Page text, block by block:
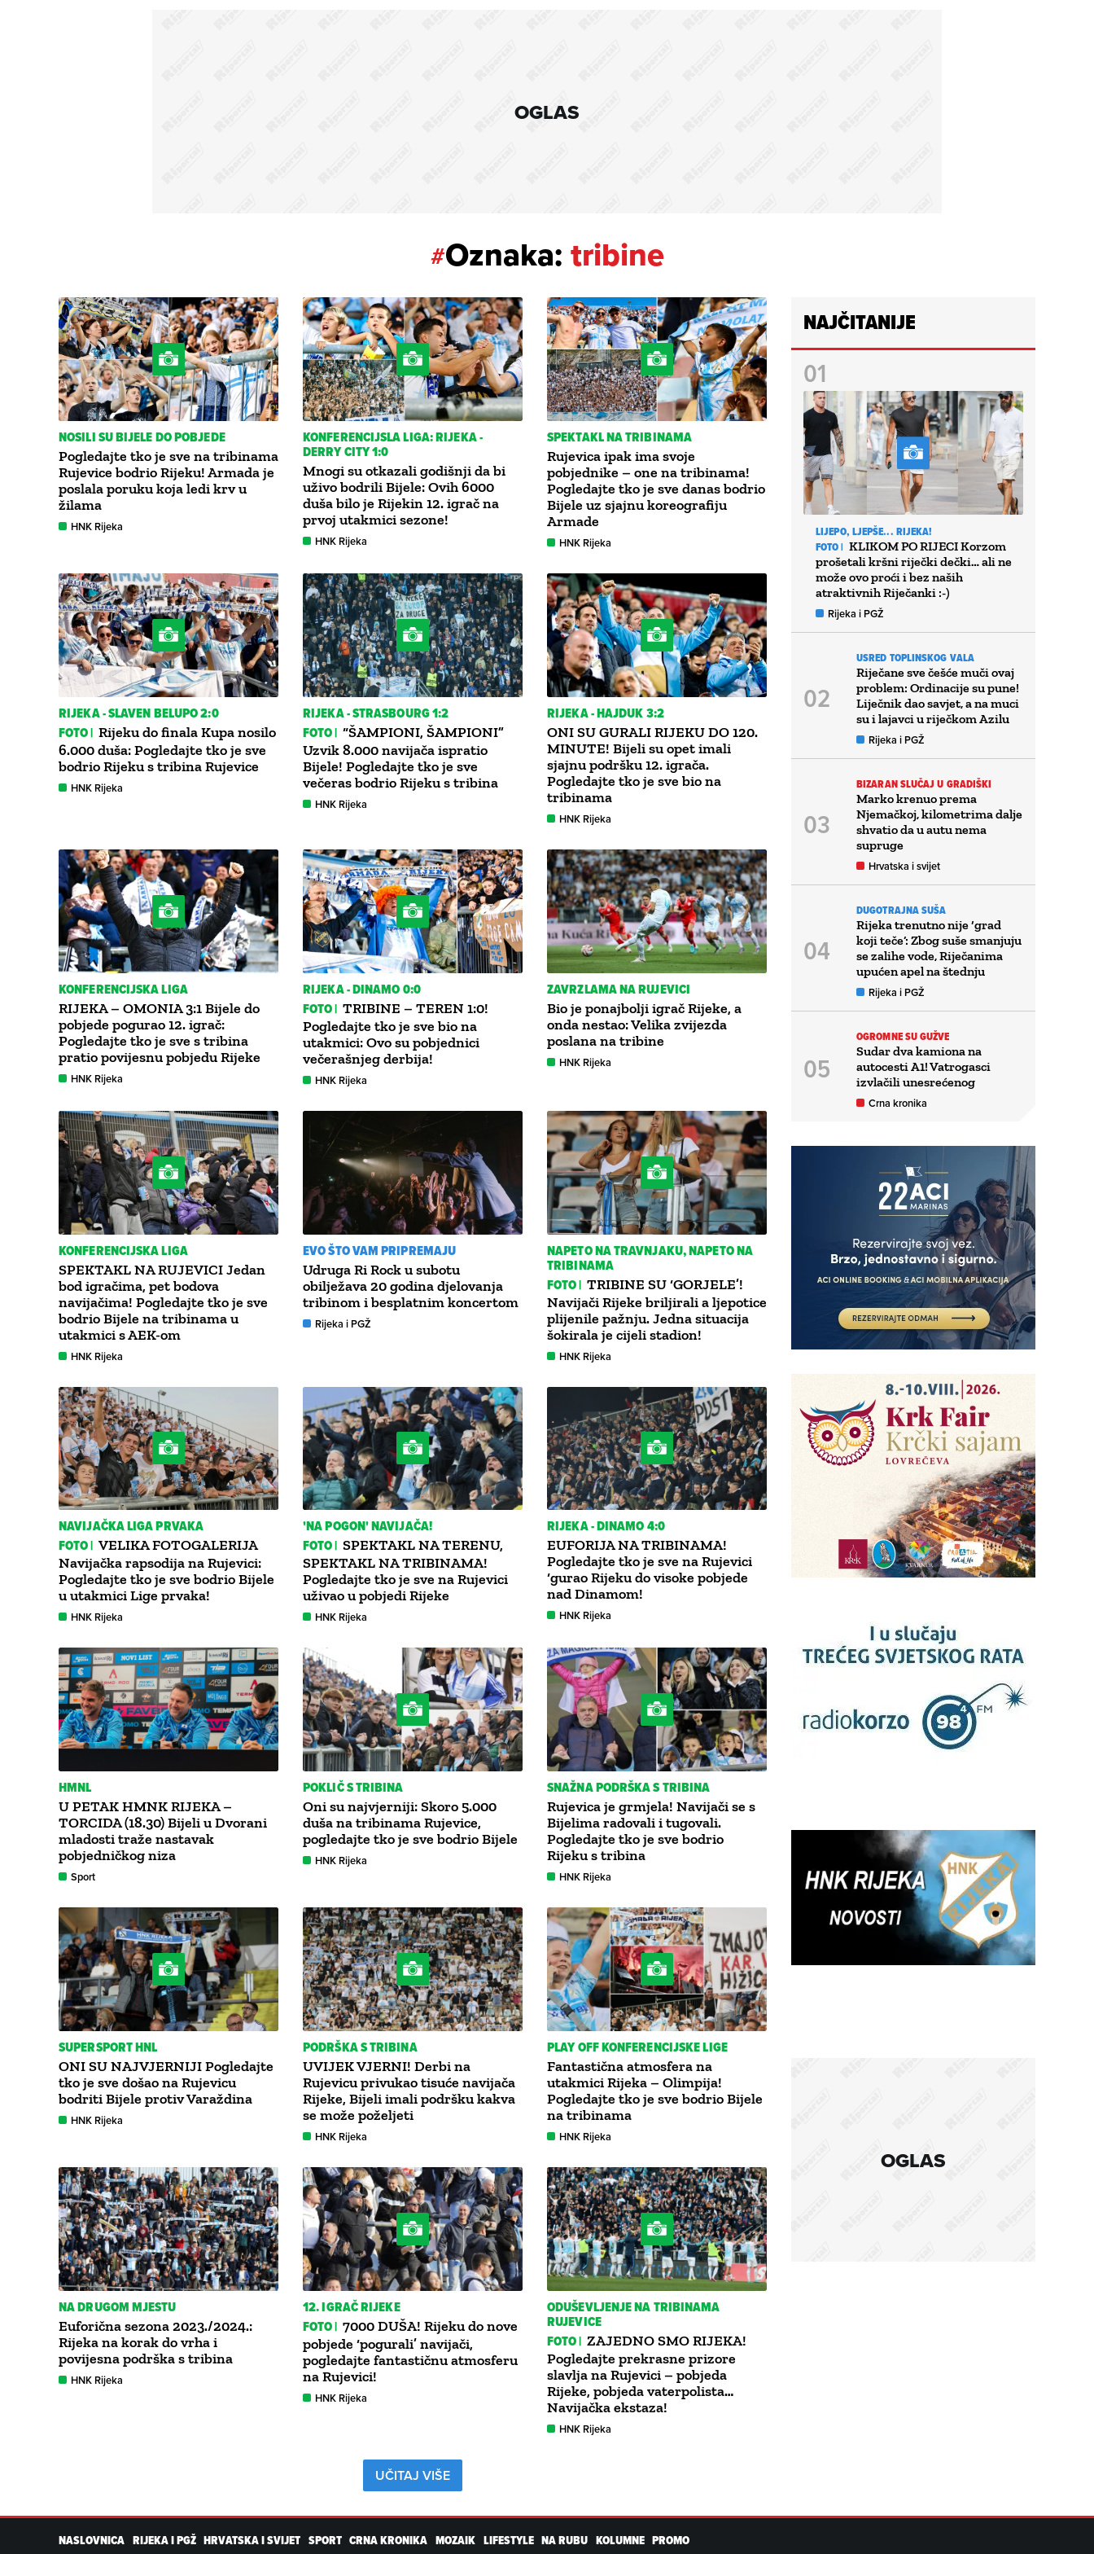
OGLAS
#Oznaka:tribine
NOSILI SU BIJELE DO POBJEDE
Pogledajte tko je sve na tribinama
Rujevice bodrio Rijeku! Armada je
poslala poruku koja ledi krv u
žilama
HNK Rijeka
KONFERENCIJSLA LIGA: RIJEKA -
DERRY CITY 1:0
Mnogi su otkazali godišnji da bi
uživo bodrili Bijele: Ovih 6000
duša bilo je Rijekin 12. igrač na
prvoj utakmici sezone!
HNK Rijeka
SPEKTAKL NA TRIBINAMA
Rujevica ipak ima svoje
pobjednike – one na tribinama!
Pogledajte tko je sve danas bodrio
Bijele uz sjajnu koreografiju
Armade
HNK Rijeka
RIJEKA - SLAVEN BELUPO 2:0
FOTO | Rijeku do finala Kupa nosilo
6.000 duša: Pogledajte tko je sve
bodrio Rijeku s tribina Rujevice
HNK Rijeka
RIJEKA - STRASBOURG 1:2
FOTO | “ŠAMPIONI, ŠAMPIONI”
Uzvik 8.000 navijača ispratio
Bijele! Pogledajte tko je sve
večeras bodrio Rijeku s tribina
HNK Rijeka
RIJEKA - HAJDUK 3:2
ONI SU GURALI RIJEKU DO 120.
MINUTE! Bijeli su opet imali
sjajnu podršku 12. igrača.
Pogledajte tko je sve bio na
tribinama
HNK Rijeka
KONFERENCIJSKA LIGA
RIJEKA – OMONIA 3:1 Bijele do
pobjede pogurao 12. igrač:
Pogledajte tko je sve s tribina
pratio povijesnu pobjedu Rijeke
HNK Rijeka
RIJEKA - DINAMO 0:0
FOTO | TRIBINE – TEREN 1:0!
Pogledajte tko je sve bio na
utakmici: Ovo su pobjednici
večerašnjeg derbija!
HNK Rijeka
ZAVRZLAMA NA RUJEVICI
Bio je ponajbolji igrač Rijeke, a
onda nestao: Velika zvijezda
poslana na tribine
HNK Rijeka
KONFERENCIJSKA LIGA
SPEKTAKL NA RUJEVICI Jedan
bod igračima, pet bodova
navijačima! Pogledajte tko je sve
bodrio Bijele na tribinama u
utakmici s AEK-om
HNK Rijeka
EVO ŠTO VAM PRIPREMAJU
Udruga Ri Rock u subotu
obilježava 20 godina djelovanja
tribinom i besplatnim koncertom
Rijeka i PGŽ
NAPETO NA TRAVNJAKU, NAPETO NA
TRIBINAMA
FOTO | TRIBINE SU ‘GORJELE’!
Navijači Rijeke briljirali a ljepotice
plijenile pažnju. Jedna situacija
šokirala je cijeli stadion!
HNK Rijeka
NAVIJAČKA LIGA PRVAKA
FOTO | VELIKA FOTOGALERIJA
Navijačka rapsodija na Rujevici:
Pogledajte tko je sve bodrio Bijele
u utakmici Lige prvaka!
HNK Rijeka
'NA POGON' NAVIJAČA!
FOTO | SPEKTAKL NA TERENU,
SPEKTAKL NA TRIBINAMA!
Pogledajte tko je sve na Rujevici
uživao u pobjedi Rijeke
HNK Rijeka
RIJEKA - DINAMO 4:0
EUFORIJA NA TRIBINAMA!
Pogledajte tko je sve na Rujevici
‘gurao Rijeku do visoke pobjede
nad Dinamom!
HNK Rijeka
HMNL
U PETAK HMNK RIJEKA –
TORCIDA (18.30) Bijeli u Dvorani
mladosti traže nastavak
pobjedničkog niza
Sport
POKLIČ S TRIBINA
Oni su najvjerniji: Skoro 5.000
duša na tribinama Rujevice,
pogledajte tko je sve bodrio Bijele
HNK Rijeka
SNAŽNA PODRŠKA S TRIBINA
Rujevica je grmjela! Navijači se s
Bijelima radovali i tugovali.
Pogledajte tko je sve bodrio
Rijeku s tribina
HNK Rijeka
SUPERSPORT HNL
ONI SU NAJVJERNIJI Pogledajte
tko je sve došao na Rujevicu
bodriti Bijele protiv Varaždina
HNK Rijeka
PODRŠKA S TRIBINA
UVIJEK VJERNI! Derbi na
Rujevicu privukao tisuće navijača
Rijeke, Bijeli imali podršku kakva
se može poželjeti
HNK Rijeka
PLAY OFF KONFERENCIJSKE LIGE
Fantastična atmosfera na
utakmici Rijeka – Olimpija!
Pogledajte tko je sve bodrio Bijele
na tribinama
HNK Rijeka
NA DRUGOM MJESTU
Euforična sezona 2023./2024.:
Rijeka na korak do vrha i
povijesna podrška s tribina
HNK Rijeka
12. IGRAČ RIJEKE
FOTO | 7000 DUŠA! Rijeku do nove
pobjede ‘pogurali’ navijači,
pogledajte fantastičnu atmosferu
na Rujevici!
HNK Rijeka
ODUŠEVLJENJE NA TRIBINAMA
RUJEVICE
FOTO | ZAJEDNO SMO RIJEKA!
Pogledajte prekrasne prizore
slavlja na Rujevici – pobjeda
Rijeke, pobjeda vaterpolista…
Navijačka ekstaza!
HNK Rijeka
UČITAJ VIŠE
NAJČITANIJE
LIJEPO, LJEPŠE... RIJEKA!
FOTO | KLIKOM PO RIJECI Korzom
prošetali kršni riječki dečki… ali ne
može ovo proći i bez naših
atraktivnih Riječanki :-)
Rijeka i PGŽ
USRED TOPLINSKOG VALA
Riječane sve češće muči ovaj
problem: Ordinacije su pune!
Liječnik dao savjet, a na muci
su i lajavci u riječkom Azilu
Rijeka i PGŽ
BIZARAN SLUČAJ U GRADIŠKI
Marko krenuo prema
Njemačkoj, kilometrima dalje
shvatio da u autu nema
supruge
Hrvatska i svijet
DUGOTRAJNA SUŠA
Rijeka trenutno nije ‘grad
koji teče’: Zbog suše smanjuju
se zalihe vode, Riječanima
upućen apel na štednju
Rijeka i PGŽ
OGROMNE SU GUŽVE
Sudar dva kamiona na
autocesti A1! Vatrogasci
izvlačili unesrećenog
Crna kronika
OGLAS
NASLOVNICA RIJEKA I PGŽ HRVATSKA I SVIJET SPORT CRNA KRONIKA MOZAIK LIFESTYLE NA RUBU KOLUMNE PROMO